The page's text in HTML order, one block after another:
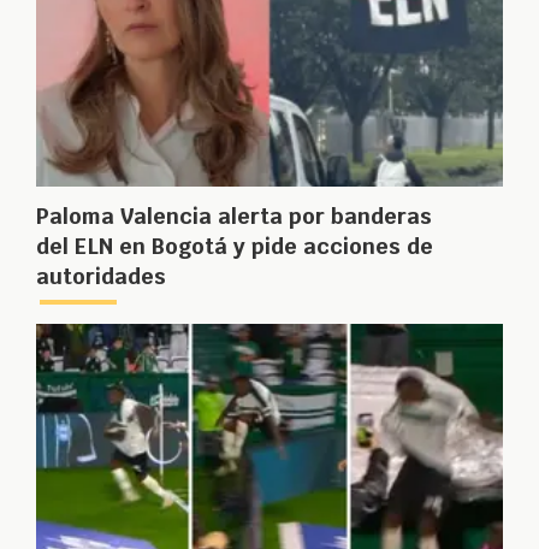
Paloma Valencia alerta por banderas
del ELN en Bogotá y pide acciones de
autoridades